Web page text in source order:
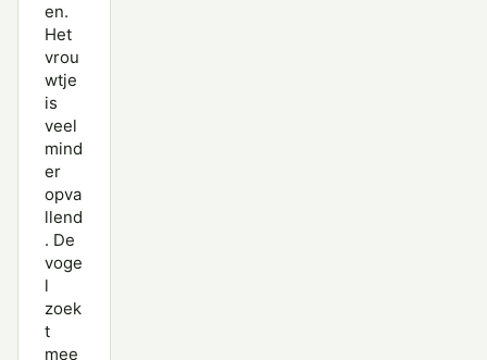
en.
Het
vrou
wtje
is
veel
mind
er
opva
llend
. De
voge
l
zoek
t
mee